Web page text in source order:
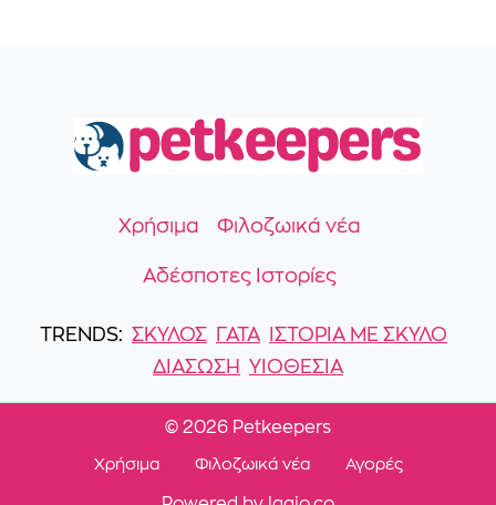
Χρήσιμα Φιλοζωικά νέα
Αδέσποτες Ιστορίες
TRENDS: ΣΚΎΛΟΣ ΓΆΤΑ
ΙΣΤΟΡΙΑ ΜΕ ΣΚΥΛΟ
ΔΙΑΣΩΣΗ
ΥΙΟΘΕΣΙΑ
© 2026 Petkeepers
Χρήσιμα Φιλοζωικά νέα Αγορές